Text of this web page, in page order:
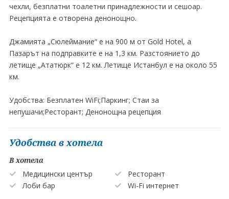
чехли, безплатни тоалетни принадлежности и сешоар.
Рецепцията е отворена денонощно.
Джамията „Сюлеймание“ е на 900 м от Gold Hotel, а
Пазарът на подправките е на 1,3 км. Разстоянието до
летище „Ататюрк“ е 12 км. Летище Истанбул е на около 55
км.
Удобства: Безплатен WiFi;Паркинг; Стаи за
непушачи;Ресторант; Денонощна рецепция
Удобства в хотела
В хотела
Медицински център
Ресторант
Лоби бар
Wi-Fi интернет